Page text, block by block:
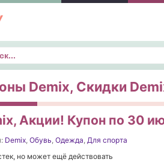
Demix, Скидки
Акции! Купон по 30
Demix, Обувь, Одежда, Для спорта
но может ещё действовать